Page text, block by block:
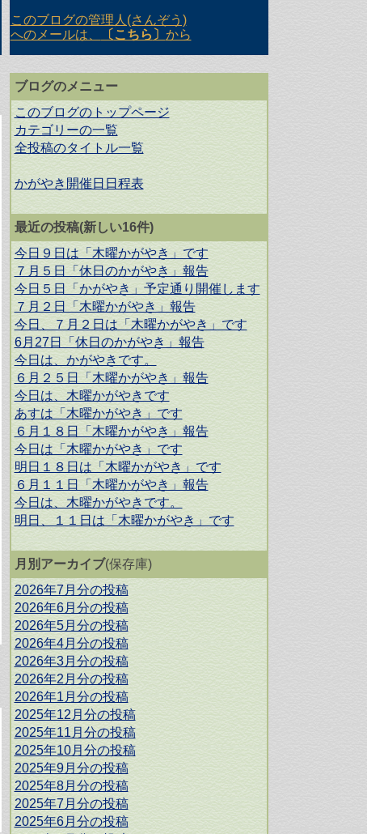
このブログの管理人(さんぞう)
へのメールは、
〔 こちら 〕 から
ブログのメニュー
このブログのトップページ
カテゴリーの一覧
全投稿のタイトル一覧
かがやき開催日日程表
最近の投稿(新しい16件)
今日９日は「木曜かがやき」です
７月５日「休日のかがやき」報告
今日５日「かがやき」予定通り開催します
７月２日「木曜かがやき」報告
今日、７月２日は「木曜かがやき」です
6月27日「休日のかがやき」報告
今日は、かがやきです。
６月２５日「木曜かがやき」報告
今日は、木曜かがやきです
あすは「木曜かがやき」です
６月１８日「木曜かがやき」報告
今日は「木曜かがやき」です
明日１８日は「木曜かがやき」です
６月１１日「木曜かがやき」報告
今日は、木曜かがやきです。
明日、１１日は「木曜かがやき」です
月別アーカイブ(保存庫)
2026年7月分の投稿
2026年6月分の投稿
2026年5月分の投稿
2026年4月分の投稿
2026年3月分の投稿
2026年2月分の投稿
2026年1月分の投稿
2025年12月分の投稿
2025年11月分の投稿
2025年10月分の投稿
2025年9月分の投稿
2025年8月分の投稿
2025年7月分の投稿
2025年6月分の投稿